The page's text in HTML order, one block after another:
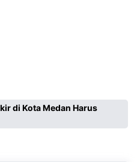
di Kota Medan Harus